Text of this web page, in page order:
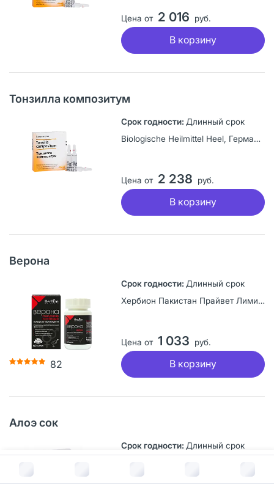
Цена от 2 016 руб.
В корзину
Тонзилла композитум
Длинный срок
Biologische Heilmittel Heel, Германия
Цена от 2 238 руб.
В корзину
Верона
82
Длинный срок
Хербион Пакистан Прайвет Лимитед, Пакистан
Цена от 1 033 руб.
В корзину
Алоэ сок
Длинный срок